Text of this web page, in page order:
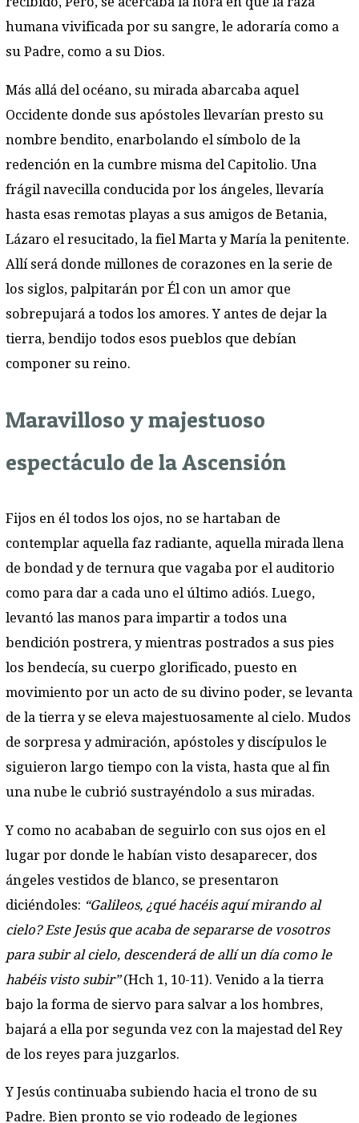
humana vivificada por su sangre, le adoraría como a
su Padre, como a su Dios.
Más allá del océano, su mirada abarcaba aquel
Occidente donde sus apóstoles llevarían presto su
nombre bendito, enarbolando el símbolo de la
redención en la cumbre misma del Capitolio. Una
frágil navecilla conducida por los ángeles, llevaría
hasta esas remotas playas a sus amigos de Betania,
Lázaro el resucitado, la fiel Marta y María la penitente.
Allí será donde millones de corazones en la serie de
los siglos, palpitarán por Él con un amor que
sobrepujará a todos los amores. Y antes de dejar la
tierra, bendijo todos esos pueblos que debían
componer su reino.
Maravilloso y majestuoso
espectáculo de la Ascensión
Fijos en él todos los ojos, no se hartaban de
contemplar aquella faz radiante, aquella mirada llena
de bondad y de ternura que vagaba por el auditorio
como para dar a cada uno el último adiós. Luego,
levantó las manos para impartir a todos una
bendición postrera, y mientras postrados a sus pies
los bendecía, su cuerpo glorificado, puesto en
movimiento por un acto de su divino poder, se levanta
de la tierra y se eleva majestuosamente al cielo. Mudos
de sorpresa y admiración, apóstoles y discípulos le
siguieron largo tiempo con la vista, hasta que al fin
una nube le cubrió sustrayéndolo a sus miradas.
Y como no acababan de seguirlo con sus ojos en el
lugar por donde le habían visto desaparecer, dos
ángeles vestidos de blanco, se presentaron
diciéndoles: “Galileos, ¿qué hacéis aquí mirando al
cielo? Este Jesús que acaba de separarse de vosotros
para subir al cielo, descenderá de allí un día como le
habéis visto subir”(Hch 1, 10-11). Venido a la tierra
bajo la forma de siervo para salvar a los hombres,
bajará a ella por segunda vez con la majestad del Rey
de los reyes para juzgarlos.
Y Jesús continuaba subiendo hacia el trono de su
Padre. Bien pronto se vio rodeado de legiones